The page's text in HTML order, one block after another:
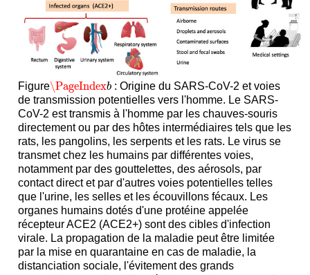
Figure\PageIndexb
\PageIndexb : Origine du SARS-CoV-2 et voies
de transmission potentielles vers l'homme. Le SARS-
CoV-2 est transmis à l'homme par les chauves-souris
directement ou par des hôtes intermédiaires tels que les
rats, les pangolins, les serpents et les rats. Le virus se
transmet chez les humains par différentes voies,
notamment par des gouttelettes, des aérosols, par
contact direct et par d'autres voies potentielles telles
que l'urine, les selles et les écouvillons fécaux. Les
organes humains dotés d'une protéine appelée
récepteur ACE2 (ACE2+) sont des cibles d'infection
virale. La propagation de la maladie peut être limitée
par la mise en quarantaine en cas de maladie, la
distanciation sociale, l'évitement des grands